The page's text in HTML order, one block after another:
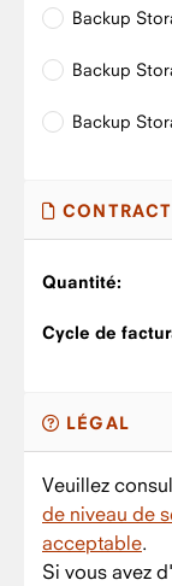
Backup
Backup
Backup
CONTRACT
Quantité:
Cycle de
LÉGAL
Veuillez
de niveau de
acceptable.
Si vous avez